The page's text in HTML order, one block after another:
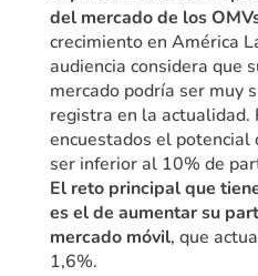
del mercado de los
crecimiento en América
audiencia considera que
mercado podría ser muy
registra en la actualidad.
encuestados el potencial
ser inferior al 10% de
El reto principal que
es el de aumentar su
mercado móvil, que
1,6%.